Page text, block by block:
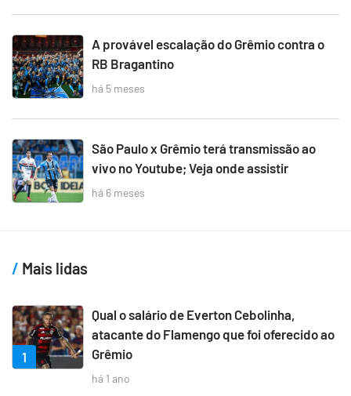
A provável escalação do Grêmio contra o
RB Bragantino
há 5 meses
São Paulo x Grêmio terá transmissão ao
vivo no Youtube; Veja onde assistir
há 6 meses
Mais lidas
1
Qual o salário de Everton Cebolinha,
atacante do Flamengo que foi oferecido ao
Grêmio
há 1 ano